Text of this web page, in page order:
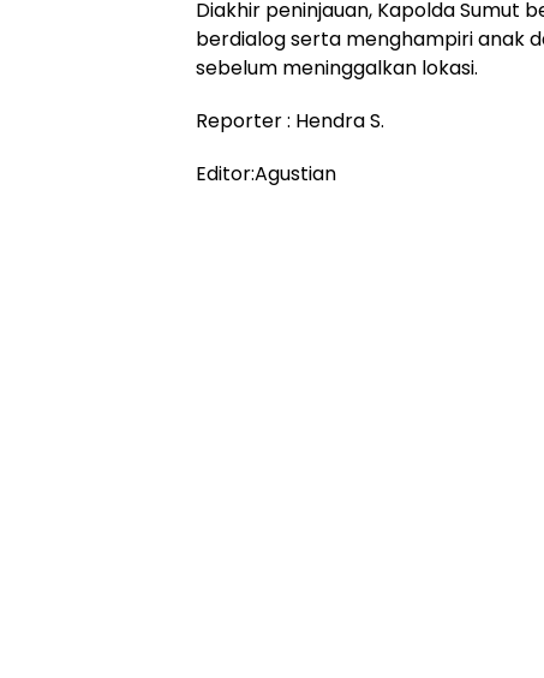
Diakhir peninjauan, Kapolda Sumut
berdialog serta menghampiri anak
sebelum meninggalkan lokasi.
Reporter : Hendra S.
Editor:Agustian